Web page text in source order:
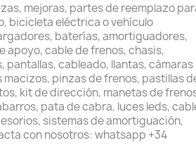
mejoras, partes de reemplazo
bicicleta eléctrica o vehículo
baterías, amortiguadores,
apoyo, cable de frenos, chasis,
cableado, llantas, cámaras
pinzas de frenos, pastillas
kit de dirección, manetas de
pata de cabra, luces leds,
sistemas de amortiguación,
con nosotros: whatsapp +34